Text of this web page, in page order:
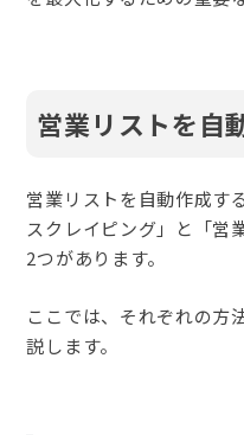
営業リストを自
営業リストを自動作成す
スクレイピング」と「営
2つがあります。
ここでは、それぞれの方
説します。